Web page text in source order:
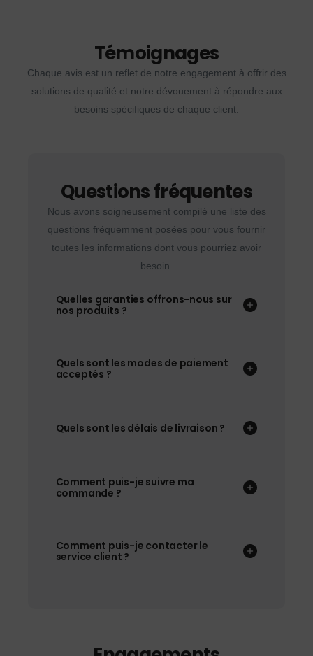
Témoignages
Chaque avis est un reflet de notre engagement à offrir des
solutions de qualité et notre dévouement à répondre aux
besoins spécifiques de chaque client.
Questions fréquentes
Nous avons soigneusement compilé une liste des
questions fréquemment posées pour vous fournir
toutes les informations dont vous pourriez avoir
besoin.
Quelles garanties offrons-nous sur
nos produits ?
Quels sont les modes de paiement
acceptés ?
Quels sont les délais de livraison ?
Comment puis-je suivre ma
commande ?
Comment puis-je contacter le
service client ?